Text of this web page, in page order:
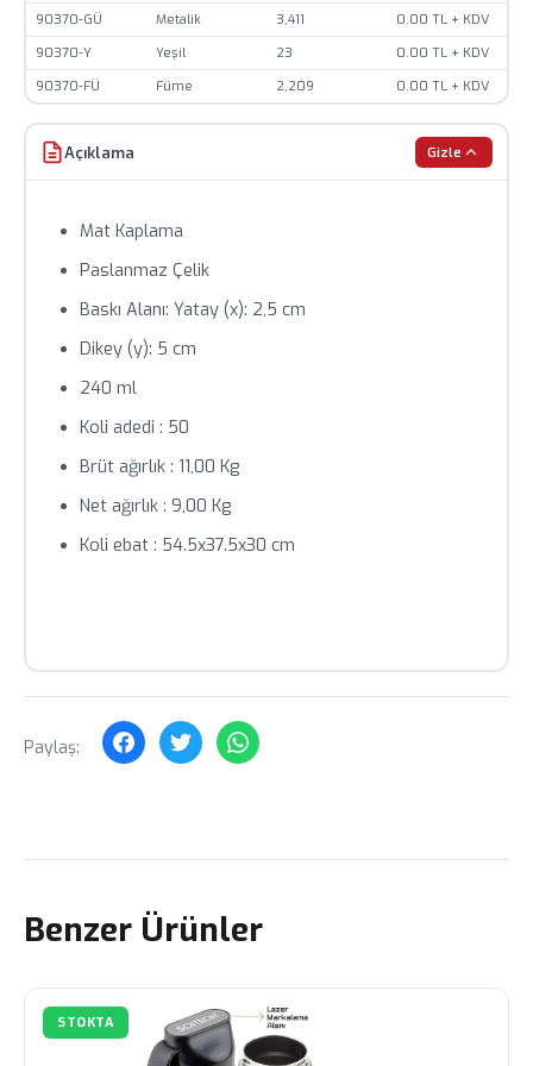
teyit alınız.
Toplu siparişlerde özel fiyat teklifi için bizimle iletişime
geçin.
90370-GÜ
Metalik 3,411
0.00 TL + KDV
90370-Y
Yeşil 23
0.00 TL + KDV
90370-FÜ
Füme 2,209 0.00 TL + KDV
Açıklama Gizle
Mat Kaplama
Paslanmaz Çelik
Baskı Alanı: Yatay (x): 2,5 cm
Dikey (y): 5 cm
240 ml
Koli adedi : 50
Brüt ağırlık : 11,00 Kg
Net ağırlık : 9,00 Kg
Koli ebat : 54.5x37.5x30 cm
Paylaş:
Benzer Ürünler
STOKTA